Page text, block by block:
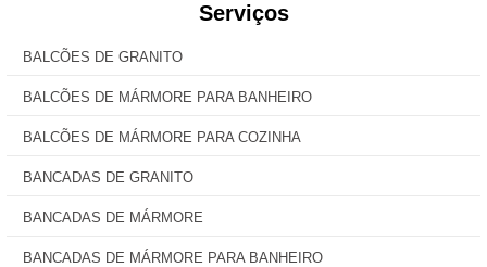
Serviços
BALCÕES DE GRANITO
BALCÕES DE MÁRMORE PARA BANHEIRO
BALCÕES DE MÁRMORE PARA COZINHA
BANCADAS DE GRANITO
BANCADAS DE MÁRMORE
BANCADAS DE MÁRMORE PARA BANHEIRO